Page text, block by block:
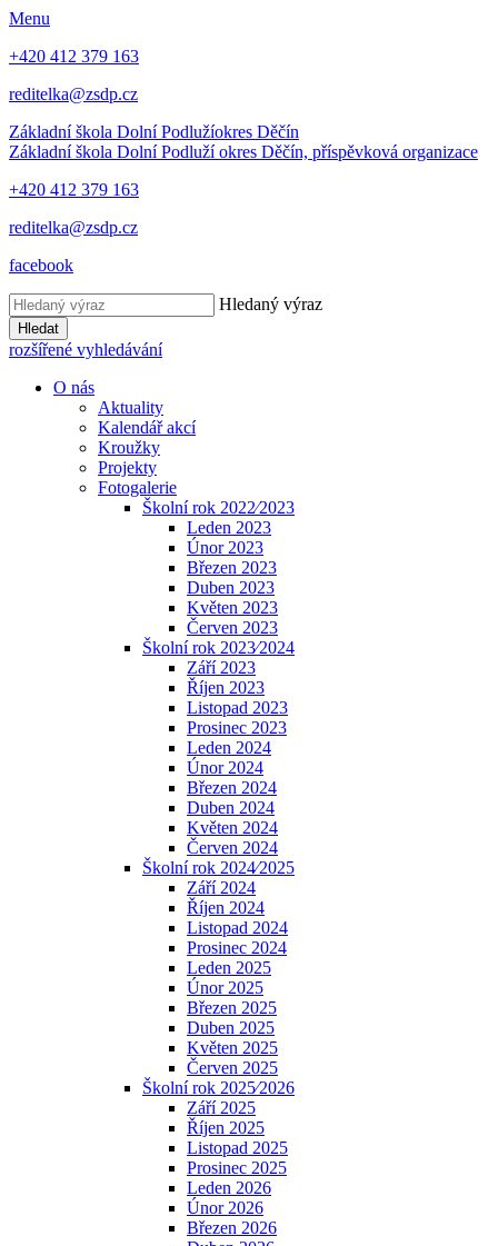
Menu
+420 412 379 163
reditelka@zsdp.cz
Základní škola Dolní Podlužíokres Děčín
Základní škola Dolní Podlužíokres Děčín, příspěvková organizace
+420 412 379 163
reditelka@zsdp.cz
facebook
Hledaný výraz
Hledat
rozšířené vyhledávání
O nás
Aktuality
Kalendář akcí
Kroužky
Projekty
Fotogalerie
Školní rok 2022⁄2023
Leden 2023
Únor 2023
Březen 2023
Duben 2023
Květen 2023
Červen 2023
Školní rok 2023⁄2024
Září 2023
Říjen 2023
Listopad 2023
Prosinec 2023
Leden 2024
Únor 2024
Březen 2024
Duben 2024
Květen 2024
Červen 2024
Školní rok 2024⁄2025
Září 2024
Říjen 2024
Listopad 2024
Prosinec 2024
Leden 2025
Únor 2025
Březen 2025
Duben 2025
Květen 2025
Červen 2025
Školní rok 2025⁄2026
Září 2025
Říjen 2025
Listopad 2025
Prosinec 2025
Leden 2026
Únor 2026
Březen 2026